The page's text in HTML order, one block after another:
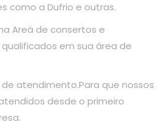
como a Dufrio e outras.
Areá de consertos e
em sua área de
atendimento.Para que nossos
desde o primeiro